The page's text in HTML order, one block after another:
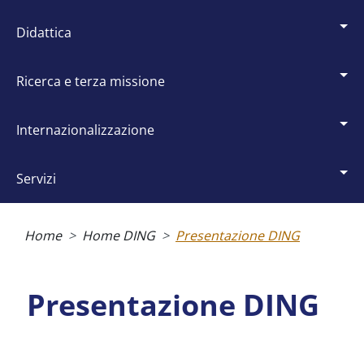
didattica
ricerca e terza missione
internazionalizzazione
servizi
Home Home DING Presentazione DING
Presentazione DING